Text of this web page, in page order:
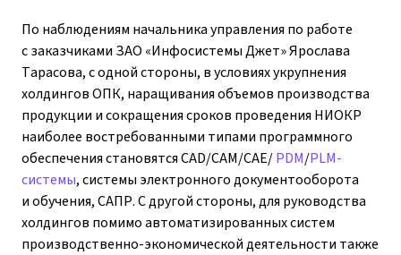
По наблюдениям начальника управления по работе
с заказчиками ЗАО «Инфосистемы Джет» Ярослава
Тарасова, с одной стороны, в условиях укрупнения
холдингов ОПК, наращивания объемов производства
продукции и сокращения сроков проведения НИОКР
наиболее востребованными типами программного
обеспечения становятся CAD/CAM/CAE/PDM/PLM-
системы, системы электронного документооборота
и обучения, САПР. С другой стороны, для руководства
холдингов помимо автоматизированных систем
производственно-экономической деятельности также